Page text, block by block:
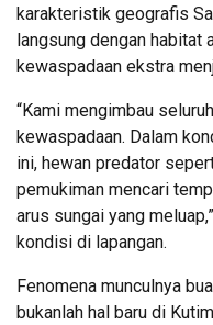
karakteristik geografis
langsung dengan habitat
kewaspadaan ekstra
“Kami mengimbau
kewaspadaan. Dalam
ini, hewan predator
pemukiman mencari
arus sungai yang
kondisi di lapangan.
Fenomena munculnya
bukanlah hal baru di